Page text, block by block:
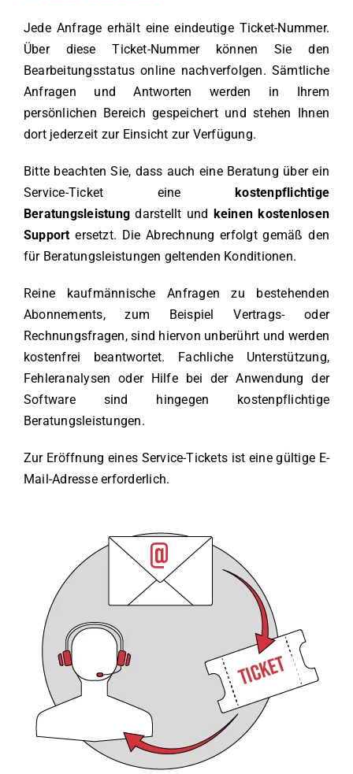
Jede Anfrage erhält eine eindeutige Ticket-Nummer.
Über diese Ticket-Nummer können Sie den
Bearbeitungsstatus online nachverfolgen. Sämtliche
Anfragen und Antworten werden in Ihrem
persönlichen Bereich gespeichert und stehen Ihnen
dort jederzeit zur Einsicht zur Verfügung.
Bitte beachten Sie, dass auch eine Beratung über ein
Service-Ticket eine
kostenpflichtige
Beratungsleistung darstellt und keinen kostenlosen
Support ersetzt. Die Abrechnung erfolgt gemäß den
für Beratungsleistungen geltenden Konditionen.
Reine kaufmännische Anfragen zu bestehenden
Abonnements, zum Beispiel Vertrags- oder
Rechnungsfragen, sind hiervon unberührt und werden
kostenfrei beantwortet. Fachliche Unterstützung,
Fehleranalysen oder Hilfe bei der Anwendung der
Software sind hingegen kostenpflichtige
Beratungsleistungen.
Zur Eröffnung eines Service-Tickets ist eine gültige E-
Mail-Adresse erforderlich.